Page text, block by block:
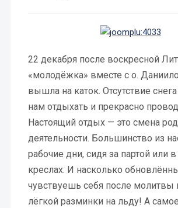
22 декабря после воскресной
«молодёжка» вместе с о.
вышла на каток. Отсутствие
нам отдыхать и прекрасно
Настоящий отдых — это смена
деятельности. Большинство из
рабочие дни, сидя за партой или
креслах. И насколько
чувствуешь себя после молитвы
лёгкой разминки на льду! А